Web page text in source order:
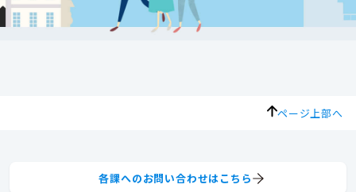
ページ上部へ
各課へのお問い合わせはこちら